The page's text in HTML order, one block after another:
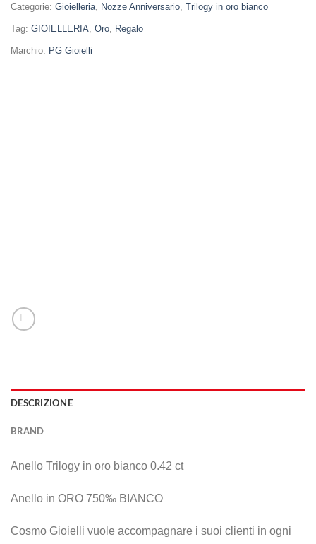
Categorie: Gioielleria Nozze Anniversario Trilogy in oro bianco
Tag: GIOIELLERIA Oro Regalo
Marchio: PG Gioielli
DESCRIZIONE
BRAND
Anello Trilogy in oro bianco 0.42 ct
Anello in ORO 750‰ BIANCO
Cosmo Gioielli vuole accompagnare i suoi clienti in ogni